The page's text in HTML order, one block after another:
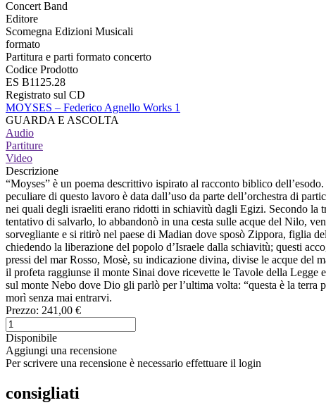
Concert Band
Editore
Scomegna Edizioni Musicali
formato
Partitura e parti formato concerto
Codice Prodotto
ES B1125.28
Registrato sul CD
MOYSES – Federico Agnello Works 1
GUARDA E ASCOLTA
Audio
Partiture
Video
Descrizione
“Moyses” è un poema descrittivo ispirato al racconto biblico
peculiare di questo lavoro è data dall’uso da parte dell’orchestra di
nei quali degli israeliti erano ridotti in schiavitù dagli Egizi. Secondo la
tentativo di salvarlo, lo abbandonò in una cesta sulle acque del Nilo,
sorvegliante e si ritirò nel paese di Madian dove sposò Zippora, figlia
chiedendo la liberazione del popolo d’Israele dalla schiavitù; questi
pressi del mar Rosso, Mosè, su indicazione divina, divise le acque del
il profeta raggiunse il monte Sinai dove ricevette le Tavole della Legge
sul monte Nebo dove Dio gli parlò per l’ultima volta: “questa è la terra
morì senza mai entrarvi.
Prezzo: 241,00 €
Disponibile
Aggiungi una recensione
Per scrivere una recensione è necessario effettuare il login
consigliati